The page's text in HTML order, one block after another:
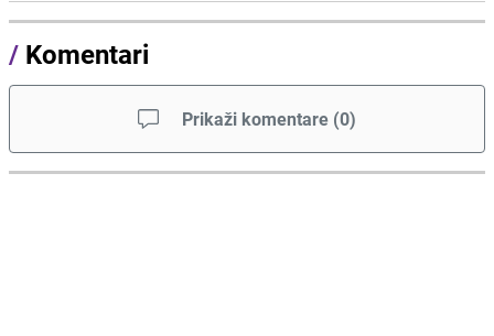
/ Komentari
Prikaži komentare (0)